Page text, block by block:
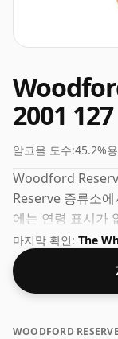
2001 127
알코올 도수:45.2%
Woodford
Reserve 증류소
에는 연령 표시가
간이 표시되지 않
을 것입니다.
마지막 확인: The
WOODFORD